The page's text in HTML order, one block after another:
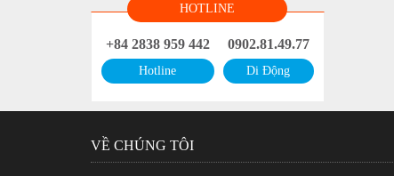
HOTLINE
+84 2838 959 442
Hotline
0902.81.49.77
Di Động
VỀ CHÚNG TÔI